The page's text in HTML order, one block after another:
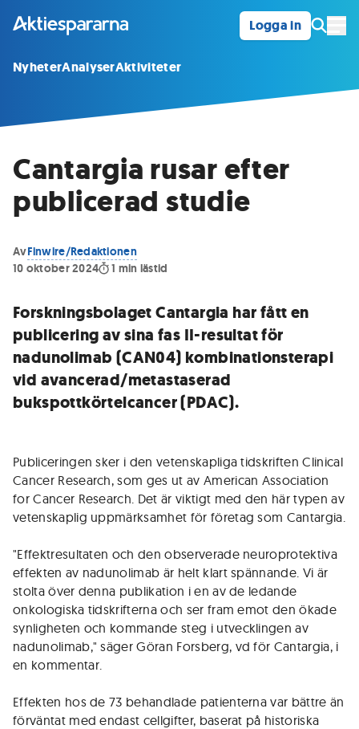
Logga in
NyheterAnalyserAktiviteter
Cantargia rusar efter
publicerad studie
AvFinwire/Redaktionen
10 oktober 2024
1 min lästid
Forskningsbolaget Cantargia har fått en
publicering av sina fas II-resultat för
nadunolimab (CAN04) kombinationsterapi
vid avancerad/metastaserad
bukspottkörtelcancer (PDAC).
Publiceringen sker i den vetenskapliga tidskriften Clinical
Cancer Research, som ges ut av American Association
for Cancer Research. Det är viktigt med den här typen av
vetenskaplig uppmärksamhet för företag som Cantargia.
"Effektresultaten och den observerade neuroprotektiva
effekten av nadunolimab är helt klart spännande. Vi är
stolta över denna publikation i en av de ledande
onkologiska tidskrifterna och ser fram emot den ökade
synligheten och kommande steg i utvecklingen av
nadunolimab," säger Göran Forsberg, vd för Cantargia, i
en kommentar.
Effekten hos de 73 behandlade patienterna var bättre än
förväntat med endast cellgifter, baserat på historiska